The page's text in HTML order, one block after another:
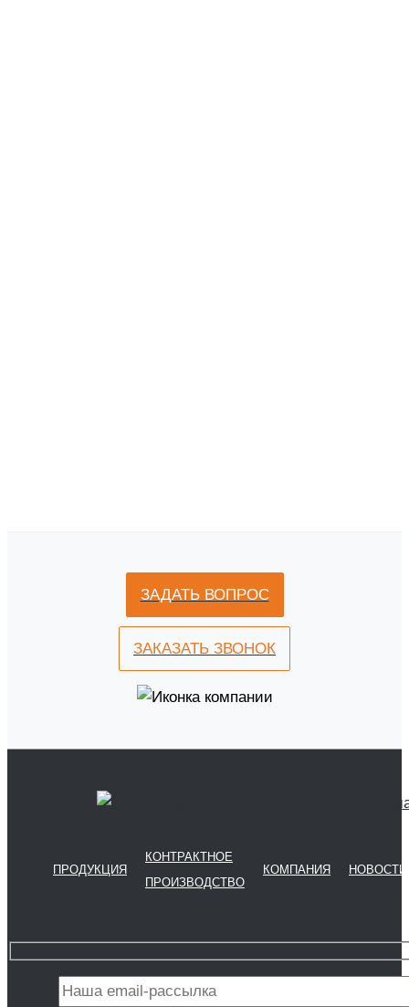
ЗАДАТЬ ВОПРОС
ЗАКАЗАТЬ ЗВОНОК
ПРОДУКЦИЯ
КОНТРАКТНОЕ
ПРОИЗВОДСТВО
КОМПАНИЯ НОВОСТИ